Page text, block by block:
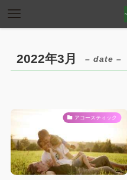
2022年3月 – date –
アコースティック